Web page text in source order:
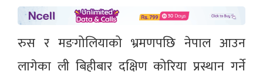
रुस र मङगोलियाको भ्रमणपछि नेपाल आउन
लागेका ली बिहीबार दक्षिण कोरिया प्रस्थान गर्ने